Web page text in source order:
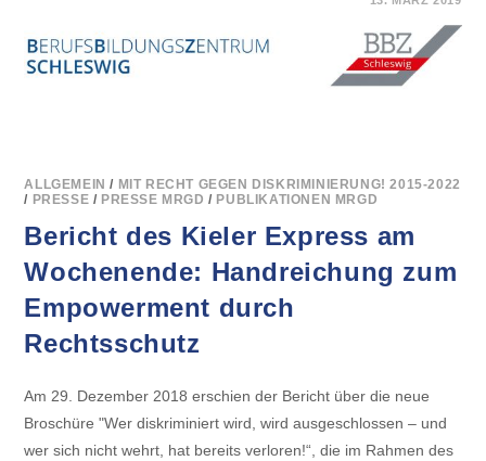
DER
BBZ-
ANTIDISKRIMINIERUNGSMESSE
ALLGEMEIN / MIT RECHT GEGEN DISKRIMINIERUNG! 2015-2022
/ PRESSE / PRESSE MRGD / PUBLIKATIONEN MRGD
Bericht des Kieler Express am
Wochenende: Handreichung zum
Empowerment durch
Rechtsschutz
Am 29. Dezember 2018 erschien der Bericht über die neue
Broschüre "Wer diskriminiert wird, wird ausgeschlossen – und
wer sich nicht wehrt, hat bereits verloren!“, die im Rahmen des